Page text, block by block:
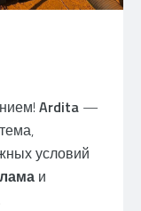
Ardita —
условий
и